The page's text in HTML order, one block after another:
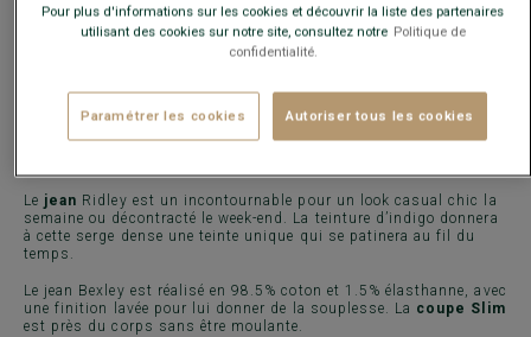
Livré en 24h ouvrées avec Chronopost Express
(commandez avant 14h)
30 jours pour changer d'avis !
CARACTÉRISTIQUES MATIÈRE & FABRICATION
Le jean Ridley est un incontournable pour un look casual chic la
semaine ou décontracté le week-end. La teinture d’indigo donnera
à cette serge dense une teinte unique qui se patinera au fil du
temps.
Le jean Bexley est réalisé en 98.5% coton et 1.5% élasthanne, avec
une finition lavée pour lui donner de la souplesse. La coupe Slim
est près du corps sans être moulante.
Pour plus d'informations sur les cookies et découvrir la liste des partenaires
utilisant des cookies sur notre site, consultez notre Politique de
confidentialité.
Paramétrer les cookies Autoriser tous les cookies